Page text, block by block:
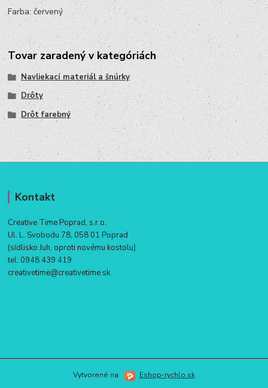
Farba: červený
Tovar zaradený v kategóriách
Navliekací materiál a šnúrky
Drôty
Drôt farebný
Kontakt
Creative Time Poprad, s.r.o.
Ul. L. Svobodu 78, 058 01 Poprad
(sídlisko Juh, oproti novému kostolu)
tel: 0948 439 419
creativetime@creativetime.sk
Vytvorené na Eshop-rychlo.sk